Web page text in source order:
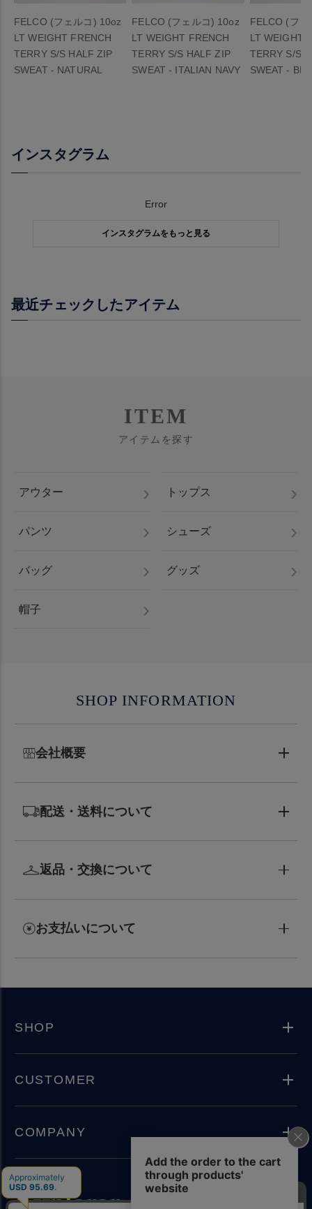
FELCO (フェルコ) 10oz
LT WEIGHT FRENCH
TERRY S/S HALF ZIP
SWEAT - NATURAL
FELCO (フェルコ) 10oz
LT WEIGHT FRENCH
TERRY S/S HALF ZIP
SWEAT - ITALIAN NAVY
FELCO (フ
LT WEIGHT
TERRY S/S
SWEAT -
インスタグラム
Error
インスタグラムをもっと見る
最近チェックしたアイテム
ITEM
アイテムを探す
アウター トップス
パンツ シューズ
バッグ グッズ
帽子
SHOP INFORMATION
会社概要
配送・送料について
返品・交換について
お支払いについて
SHOP
CUSTOMER
COMPANY